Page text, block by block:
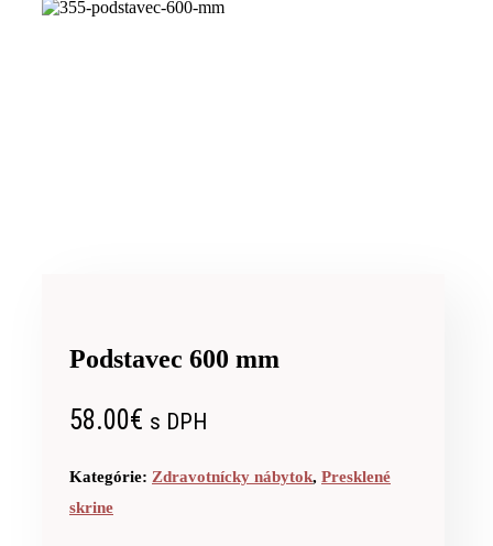
Podstavec 600 mm
58.00€ s DPH
Kategórie: Zdravotnícky nábytok, Presklené
skrine